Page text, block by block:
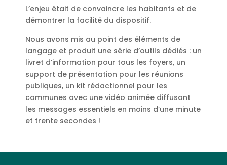
L’enjeu était de convaincre les habitants et de
démontrer la facilité du dispositif.
Nous avons mis au point des éléments de
langage et produit une série d’outils dédiés : un
livret d’information pour tous les foyers, un
support de présentation pour les réunions
publiques, un kit rédactionnel pour les
communes avec une vidéo animée diffusant
les messages essentiels en moins d’une minute
et trente secondes !